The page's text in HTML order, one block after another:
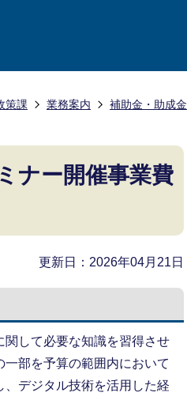
策課 業務案内 補助金・助成金
ナー開催事業費
更新日：2026年04月21日
して必要な知識を習得させ
部を予算の範囲内において
デジタル技術を活用した経